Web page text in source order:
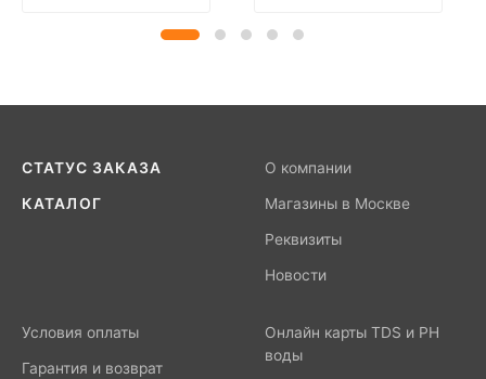
СТАТУС ЗАКАЗА
КАТАЛОГ
О компании
Магазины в Москве
Реквизиты
Новости
Условия оплаты
Гарантия и возврат
Онлайн карты TDS и PH
воды